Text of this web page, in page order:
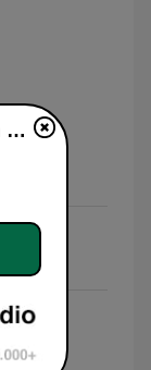
Radio Nova 101.7 FM en vivo